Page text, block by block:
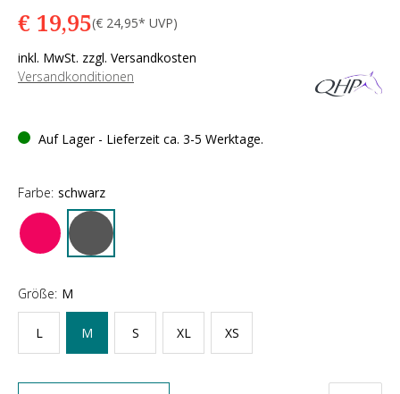
€ 19,95(€ 24,95* UVP)
inkl. MwSt. zzgl. Versandkosten
Versandkonditionen
Auf Lager - Lieferzeit ca. 3-5 Werktage.
Farbe: schwarz
Größe: M
L M S XL XS